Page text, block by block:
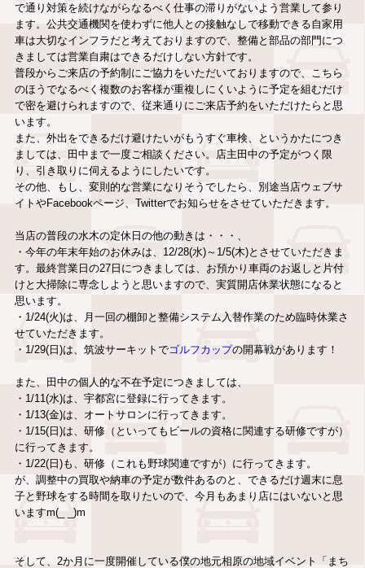
で通り対策を続けながらなるべく仕事の滞りがないよう営業して参り
ます。公共交通機関を使わずに他人との接触なしで移動できる自家用
車は大切なインフラだと考えておりますので、整備と部品の部門につ
きましては営業自粛はできるだけしない方針です。
普段からご来店の予約制にご協力をいただいておりますので、こちら
のほうでなるべく複数のお客様が重複しにくいように予定を組むだけ
で密を避けられますので、従来通りにご来店予約をいただけたらと思
います。
また、外出をできるだけ避けたいがもうすぐ車検、というかたにつき
ましては、田中まで一度ご相談ください。店主田中の予定がつく限
り、引き取りに伺えるようにしたいです。
その他、もし、変則的な営業になりそうでしたら、別途当店ウェブサ
イトやFacebookページ、Twitterでお知らせをさせていただきます。
当店の普段の水木の定休日の他の動きは・・・、
・今年の年末年始のお休みは、12/28(水)～1/5(木)とさせていただきま
す。最終営業日の27日につきましては、お預かり車両のお返しと片付
けと大掃除に専念しようと思いますので、実質開店休業状態になると
思います。
・1/24(火)は、月一回の棚卸と整備システム入替作業のため臨時休業さ
せていただきます。
・1/29(日)は、筑波サーキットでゴルフカップの開幕戦があります！
また、田中の個人的な不在予定につきましては、
・1/11(水)は、宇都宮に登録に行ってきます。
・1/13(金)は、オートサロンに行ってきます。
・1/15(日)は、研修（といってもビールの資格に関連する研修ですが）
に行ってきます。
・1/22(日)も、研修（これも野球関連ですが）に行ってきます。
が、調整中の買取や納車の予定が数件あるのと、できるだけ週末に息
子と野球をする時間を取りたいので、今月もあまり店にはいないと思
いますm(_ _)m
そして、2か月に一度開催している僕の地元相原の地域イベント「まち